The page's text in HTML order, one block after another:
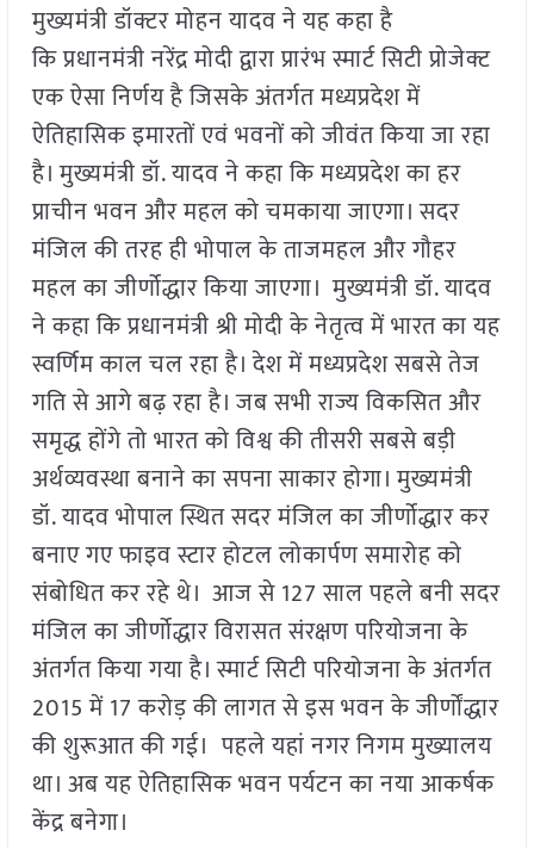
मुख्यमंत्री डॉक्टर मोहन यादव ने यह कहा है
कि प्रधानमंत्री नरेंद्र मोदी द्वारा प्रारंभ स्मार्ट सिटी प्रोजेक्ट
एक ऐसा निर्णय है जिसके अंतर्गत मध्यप्रदेश में
ऐतिहासिक इमारतों एवं भवनों को जीवंत किया जा रहा
है। मुख्यमंत्री डॉ. यादव ने कहा कि मध्यप्रदेश का हर
प्राचीन भवन और महल को चमकाया जाएगा। सदर
मंजिल की तरह ही भोपाल के ताजमहल और गौहर
महल का जीर्णोद्धार किया जाएगा। मुख्यमंत्री डॉ. यादव
ने कहा कि प्रधानमंत्री श्री मोदी के नेतृत्व में भारत का यह
स्वर्णिम काल चल रहा है। देश में मध्यप्रदेश सबसे तेज
गति से आगे बढ़ रहा है। जब सभी राज्य विकसित और
समृद्ध होंगे तो भारत को विश्व की तीसरी सबसे बड़ी
अर्थव्यवस्था बनाने का सपना साकार होगा। मुख्यमंत्री
डॉ. यादव भोपाल स्थित सदर मंजिल का जीर्णोद्धार कर
बनाए गए फाइव स्टार होटल लोकार्पण समारोह को
संबोधित कर रहे थे। आज से 127 साल पहले बनी सदर
मंजिल का जीर्णोद्धार विरासत संरक्षण परियोजना के
अंतर्गत किया गया है। स्मार्ट सिटी परियोजना के अंतर्गत
2015 में 17 करोड़ की लागत से इस भवन के जीर्णोंद्धार
की शुरूआत की गई। पहले यहां नगर निगम मुख्यालय
था। अब यह ऐतिहासिक भवन पर्यटन का नया आकर्षक
केंद्र बनेगा।